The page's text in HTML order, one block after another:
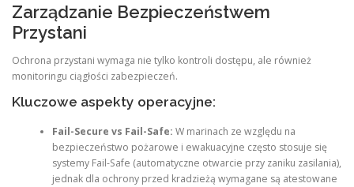
Zarządzanie Bezpieczeństwem
Przystani
Ochrona przystani wymaga nie tylko kontroli dostępu, ale również
monitoringu ciągłości zabezpieczeń.
Kluczowe aspekty operacyjne:
Fail-Secure vs Fail-Safe: W marinach ze względu na
bezpieczeństwo pożarowe i ewakuacyjne często stosuje się
systemy Fail-Safe (automatyczne otwarcie przy zaniku zasilania),
jednak dla ochrony przed kradzieżą wymagane są atestowane